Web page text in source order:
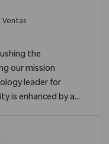
Ventas
the
our mission
leader for
is enhanced by a...